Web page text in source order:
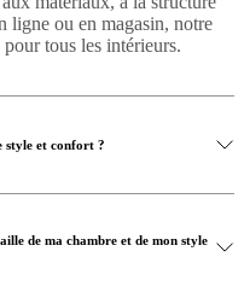
ligne ou en magasin, notre
tous les intérieurs.
style et confort ?
de ma chambre et de mon style